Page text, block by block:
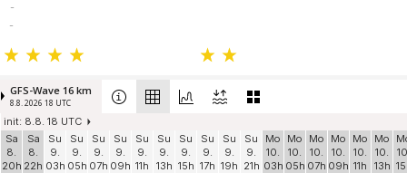
-
-
GFS-Wave 16 km
8.8. 2026 18 UTC
init: 8.8. 18 UTC
Sa
8.
20h
Sa
8.
22h
Su
9.
03h
Su
9.
05h
Su
9.
07h
Su
9.
09h
Su
9.
11h
Su
9.
13h
Su
9.
15h
Su
9.
17h
Su
9.
19h
Su
9.
21h
Mo
10.
03h
Mo
10.
05h
Mo
10.
07h
Mo
10.
09h
Mo
10.
11h
Mo
10.
13h